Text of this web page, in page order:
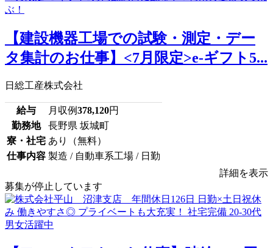
【建設機器工場での試験・測定・デー
タ集計のお仕事】<7月限定>e-ギフト5...
日総工産株式会社
給与 月収例378,120円
勤務地
長野県 坂城町
寮・社宅 あり（無料）
仕事内容 製造 / 自動車系工場 / 日勤
詳細を表示
募集が停止しています